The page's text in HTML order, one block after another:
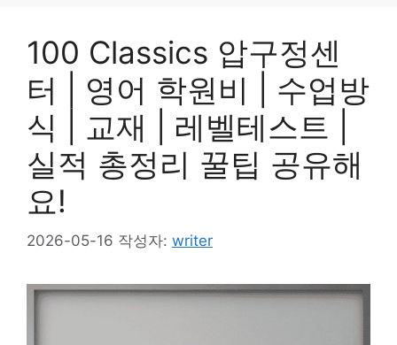
100 Classics 압구정센
터 | 영어 학원비 | 수업방
식 | 교재 | 레벨테스트 |
실적 총정리 꿀팁 공유해
요!
2026-05-16 작성자: writer